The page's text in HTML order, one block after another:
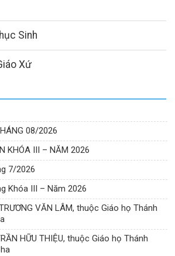
Sinh
Xứ
08/2026
KHÓA III – NĂM 2026
7/2026
Khóa III – Năm 2026
VĂN LÂM, thuộc Giáo họ Thánh
HỮU THIỆU, thuộc Giáo họ Thánh